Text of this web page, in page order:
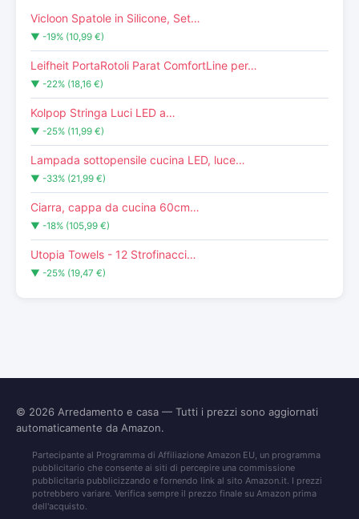
Vicloon Spatole in Silicone, Set…
▼ -19% (10,99 €)
Leifheit PortaRotoli Parat ComfortLine per…
▼ -22% (18,16 €)
Kolpop Stringa Luci LED a…
▼ -25% (11,99 €)
Lampada sottopensile cucina LED, luce…
▼ -33% (21,99 €)
Ciarra, cappa da cucina 60cm…
▼ -18% (105,99 €)
Utopia Towels - 12 Strofinacci…
▼ -25% (19,47 €)
© 2026 Arredamento e casa — Tutti i prezzi sono aggiornati
automaticamente da Amazon.
Partecipante al Programma di Affiliazione Amazon EU, un programma
pubblicitario che consente ai siti di percepire una commissione
pubblicitaria pubblicizzando e fornendo link al sito Amazon.it. I prezzi
potrebbero variare. Verifica sempre il prezzo finale su Amazon prima
dell'acquisto.